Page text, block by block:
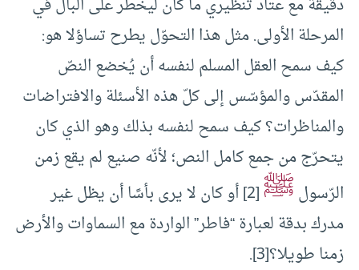
المرحلة الأولى. مثل هذا التحوّل يطرح تساؤلا هو:
كيف سمح العقل المسلم لنفسه أن يُخضع النصّ
المقدّس والمؤسّس إلى كلّ هذه الأسئلة والافتراضات
والمناظرات؟ كيف سمح لنفسه بذلك وهو الذي كان
يتحرّج من جمع كامل النص؛ لأنّه صنيع لم يقع زمن
الرّسولﷺ
[2] أو كان لا يرى بأسًا أن يظل غير
مدرك بدقة لعبارة “فاطر” الواردة مع السماوات والأرض
زمنا طويلا؟[3].